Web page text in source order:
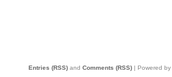
Entries (RSS) and Comments (RSS) | Powered by